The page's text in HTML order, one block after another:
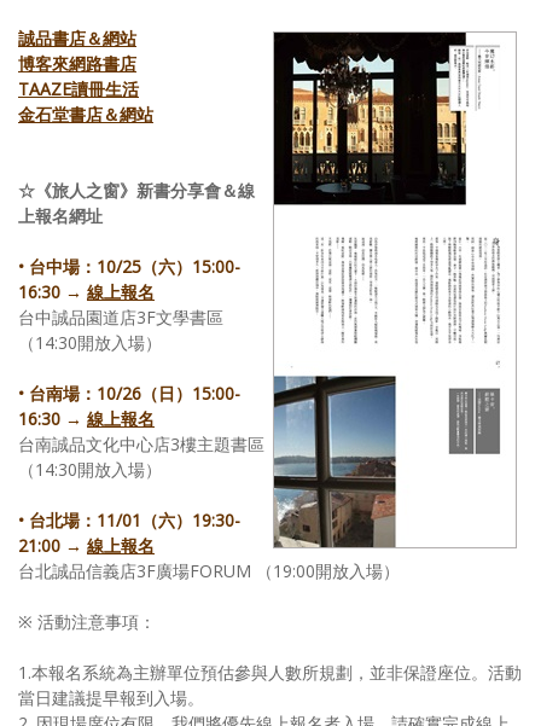
誠品書店＆網站
博客來網路書店
TAAZE讀冊生活
金石堂書店＆網站
☆《旅人之窗》新書分享會＆線
上報名網址
• 台中場：10/25（六）15:00-
16:30 → 線上報名
台中誠品園道店3F文學書區
（14:30開放入場）
• 台南場：10/26（日）15:00-
16:30 → 線上報名
台南誠品文化中心店3樓主題書區
（14:30開放入場）
• 台北場：11/01（六）19:30-
21:00 → 線上報名
台北誠品信義店3F廣場FORUM （19:00開放入場）
※ 活動注意事項：
1.本報名系統為主辦單位預估參與人數所規劃，並非保證座位。活動
當日建議提早報到入場。